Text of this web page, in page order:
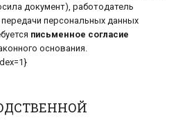
документ), работодатель
персональных данных
письменное согласие
основания.